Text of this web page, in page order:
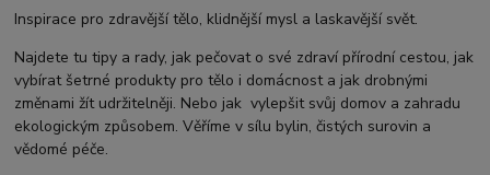
Suchá pokožka hlavy a lupy
Přírodní prostředky na lupy
Mastná pokožka hlavy a lupy
Svědění pokožky hlavy
Kvasinky a lupy
diadnostické testy
měření moči
hodnota pH kyselý zásaditý
neutrální
měření pH
Inspirace pro zdravější tělo, klidnější mysl a laskavější svět.
Najdete tu tipy a rady, jak pečovat o své zdraví přírodní cestou, jak
vybírat šetrné produkty pro tělo i domácnost a jak drobnými
změnami žít udržitelněji. Nebo jak vylepšit svůj domov a zahradu
ekologickým způsobem. Věříme v sílu bylin, čistých surovin a
vědomé péče.